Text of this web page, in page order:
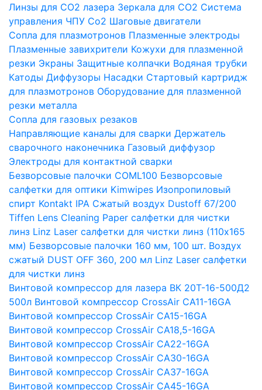
Линзы для СО2 лазера Зеркала для СО2 Система
управления ЧПУ Co2 Шаговые двигатели
Сопла для плазмотронов Плазменные электроды
Плазменные завихрители Кожухи для плазменной
резки Экраны Защитные колпачки Водяная трубки
Катоды Диффузоры Насадки Стартовый картридж
для плазмотронов Оборудование для плазменной
резки металла
Сопла для газовых резаков
Направляющие каналы для сварки Держатель
сварочного наконечника Газовый диффузор
Электроды для контактной сварки
Безворсовые палочки COML100 Безворсовые
салфетки для оптики Kimwipes Изопропиловый
спирт Kontakt IPA Сжатый воздух Dustoff 67/200
Tiffen Lens Cleaning Paper салфетки для чистки
линз Linz Laser салфетки для чистки линз (110х165
мм) Безворсовые палочки 160 мм, 100 шт. Воздух
сжатый DUST OFF 360, 200 мл Linz Laser салфетки
для чистки линз
Винтовой компрессор для лазера ВК 20Т-16-500Д2
500л Винтовой компрессор CrossAir CA11-16GA
Винтовой компрессор CrossAir CA15-16GA
Винтовой компрессор CrossAir CA18,5-16GA
Винтовой компрессор CrossAir CA22-16GA
Винтовой компрессор CrossAir CA30-16GA
Винтовой компрессор CrossAir CA37-16GA
Винтовой компрессор CrossAir CA45-16GA